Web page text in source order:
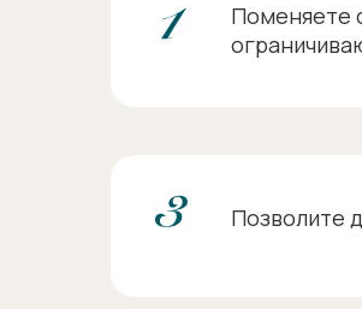
Поменяете
Позволите